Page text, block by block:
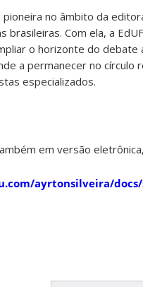
pioneira no âmbito da
brasileiras. Com ela, a
o horizonte do debate
a permanecer no círculo
especializados.
em versão
ayrtonsilveira/docs/